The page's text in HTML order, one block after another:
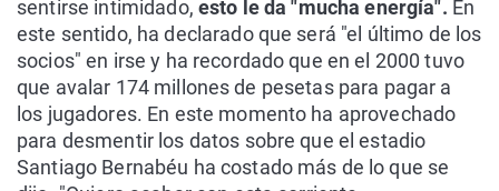
sentirse intimidado, esto le da "mucha energía". En
este sentido, ha declarado que será "el último de los
socios" en irse y ha recordado que en el 2000 tuvo
que avalar 174 millones de pesetas para pagar a
los jugadores. En este momento ha aprovechado
para desmentir los datos sobre que el estadio
Santiago Bernabéu ha costado más de lo que se